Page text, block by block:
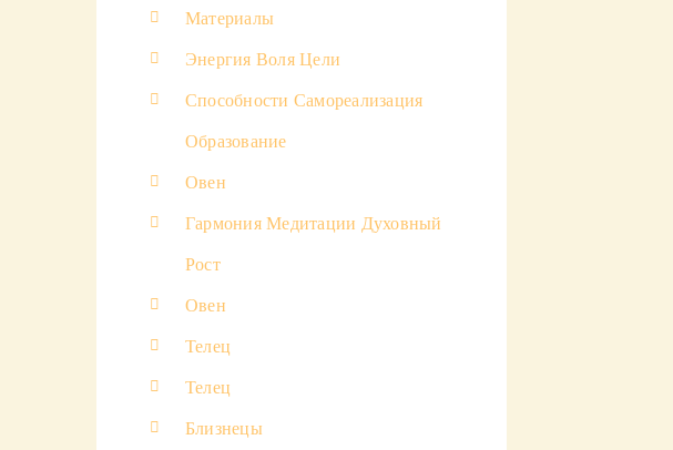
Материалы
Энергия Воля Цели
Способности Самореализация
Образование
Овен
Гармония Медитации Духовный
Рост
Овен
Телец
Телец
Близнецы